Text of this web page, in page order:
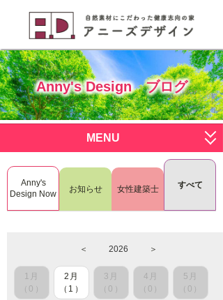
Anny's Design ブログ
MENU
サービス一覧
すまいく
RenoDeco
施工写真
スタッフ募集
Anny's
Design Now
お知らせ 女性建築士 すべて
＜ 2026 ＞
1月
（0）
2月
（1）
3月
（0）
4月
（0）
5月
（0）